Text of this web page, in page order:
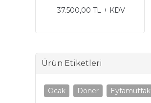
37.500,00 TL + KDV
Ürün Etiketleri
Ocak Döner Eyfamutfak